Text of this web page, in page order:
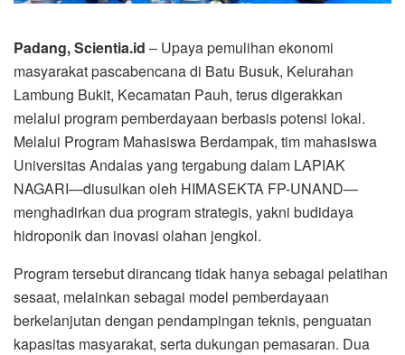
Padang, Scientia.id – Upaya pemulihan ekonomi
masyarakat pascabencana di Batu Busuk, Kelurahan
Lambung Bukit, Kecamatan Pauh, terus digerakkan
melalui program pemberdayaan berbasis potensi lokal.
Melalui Program Mahasiswa Berdampak, tim mahasiswa
Universitas Andalas yang tergabung dalam LAPIAK
NAGARI—diusulkan oleh HIMASEKTA FP-UNAND—
menghadirkan dua program strategis, yakni budidaya
hidroponik dan inovasi olahan jengkol.
Program tersebut dirancang tidak hanya sebagai pelatihan
sesaat, melainkan sebagai model pemberdayaan
berkelanjutan dengan pendampingan teknis, penguatan
kapasitas masyarakat, serta dukungan pemasaran. Dua